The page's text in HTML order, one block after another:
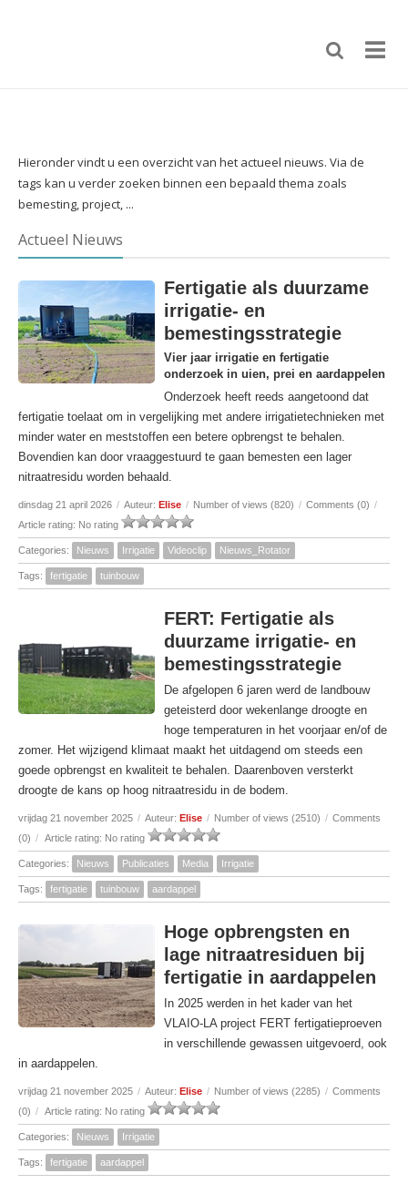
Hieronder vindt u een overzicht van het actueel nieuws. Via de
tags kan u verder zoeken binnen een bepaald thema zoals
bemesting, project, ...
Actueel Nieuws
Fertigatie als duurzame
irrigatie- en
bemestingsstrategie
Vier jaar irrigatie en fertigatie
onderzoek in uien, prei en aardappelen
Onderzoek heeft reeds aangetoond dat
fertigatie toelaat om in vergelijking met andere irrigatietechnieken met
minder water en meststoffen een betere opbrengst te behalen.
Bovendien kan door vraaggestuurd te gaan bemesten een lager
nitraatresidu worden behaald.
dinsdag 21 april 2026 / Auteur: Elise / Number of views (820) / Comments (0) /
Article rating: No rating
Categories: Nieuws Irrigatie Videoclip Nieuws_Rotator
Tags: fertigatie tuinbouw
FERT: Fertigatie als
duurzame irrigatie- en
bemestingsstrategie
De afgelopen 6 jaren werd de landbouw
geteisterd door wekenlange droogte en
hoge temperaturen in het voorjaar en/of de
zomer. Het wijzigend klimaat maakt het uitdagend om steeds een
goede opbrengst en kwaliteit te behalen. Daarenboven versterkt
droogte de kans op hoog nitraatresidu in de bodem.
vrijdag 21 november 2025 / Auteur: Elise / Number of views (2510) / Comments
(0) / Article rating: No rating
Categories: Nieuws Publicaties Media Irrigatie
Tags: fertigatie tuinbouw aardappel
Hoge opbrengsten en
lage nitraatresiduen bij
fertigatie in aardappelen
In 2025 werden in het kader van het
VLAIO-LA project FERT fertigatieproeven
in verschillende gewassen uitgevoerd, ook
in aardappelen.
vrijdag 21 november 2025 / Auteur: Elise / Number of views (2285) / Comments
(0) / Article rating: No rating
Categories: Nieuws Irrigatie
Tags: fertigatie aardappel